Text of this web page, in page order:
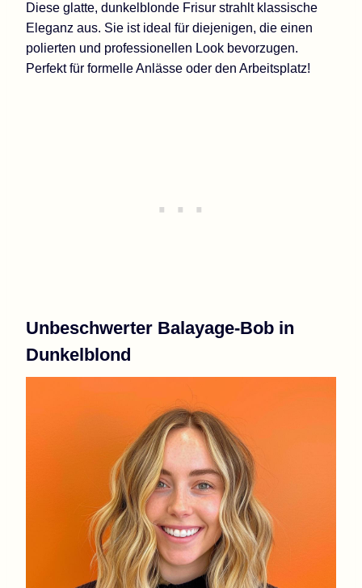
Diese glatte, dunkelblonde Frisur strahlt klassische
Eleganz aus. Sie ist ideal für diejenigen, die einen
polierten und professionellen Look bevorzugen.
Perfekt für formelle Anlässe oder den Arbeitsplatz!
Unbeschwerter Balayage-Bob in
Dunkelblond